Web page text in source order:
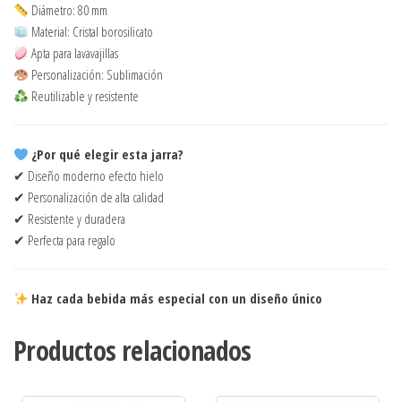
Diámetro: 80 mm
Material: Cristal borosilicato
Apta para lavavajillas
Personalización: Sublimación
Reutilizable y resistente
¿Por qué elegir esta jarra?
✔ Diseño moderno efecto hielo
✔ Personalización de alta calidad
✔ Resistente y duradera
✔ Perfecta para regalo
Haz cada bebida más especial con un diseño único
Productos relacionados